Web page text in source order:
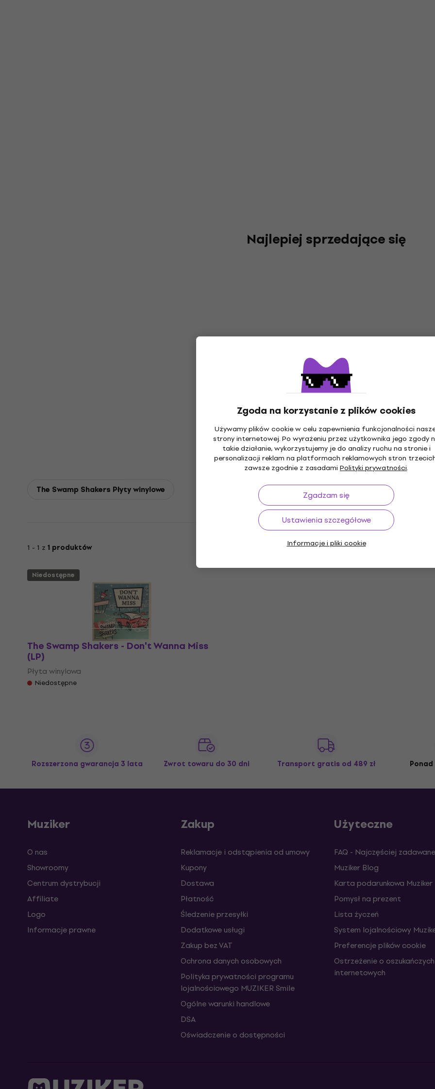
Zgoda na korzystanie z plików cookies
Używamy plików cookie w celu zapewnienia funkcjonalności
strony internetowej. Po wyrażeniu przez użytkownika jego zgody
takie działanie, wykorzystujemy je do analizy ruchu na stronie i
personalizacji reklam na platformach reklamowych stron
zawsze zgodnie z zasadami Polityki prywatności.
Zgadzam się
Ustawienia szczegółowe
Informacje i pliki cookie
Najlepiej sprzedające się
The Swamp Shakers Płyty winylowe
1 - 1 z 1 produktów
Niedostępne
The Swamp Shakers - Don't Wanna Miss
(LP)
Płyta winylowa
Niedostępne
Rozszerzona gwarancja 3 lata Zwrot towaru do 30 dni Transport gratis od 489 zł
Muziker
O nas
Showroomy
Centrum dystrybucji
Affiliate
Logo
Informacje prawne
Zakup
Reklamacje i odstąpienia od umowy
Kupony
Dostawa
Płatność
Śledzenie przesyłki
Dodatkowe usługi
Zakup bez VAT
Ochrona danych osobowych
Polityka prywatności programu
lojalnościowego MUZIKER Smile
Ogólne warunki handlowe
DSA
Oświadczenie o dostępności
Użyteczne
FAQ - Najczęściej
Muziker Blog
Karta podarunkowa Muziker
Pomysł na prezent
Lista życzeń
System lojalnościowy
Preferencje plików cookie
Ostrzeżenie o
internetowych